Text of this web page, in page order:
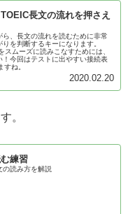
長文の流れを押さえ
、長文の流れを読むために非常
を判断するキーになります。
ムーズに読みこなすためには、
今回はテストに出やすい接続表
ね。
2020.02.20
。
練習
の読み方を解説